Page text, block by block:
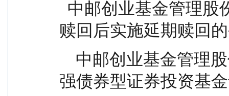
赎回后实施延期赎回
强债券型证券投资基